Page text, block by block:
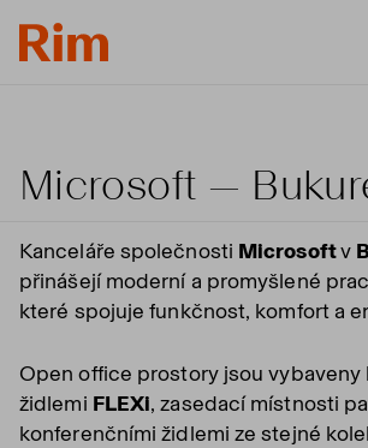
Microsoft —
Kanceláře společnosti Microsoftv
přinášejí moderní a promyšlené
které spojuje funkčnost, komfort a
Open office prostory jsou vybaveny
židlemi FLEXi, zasedací místnosti
konferenčními židlemi ze stejné